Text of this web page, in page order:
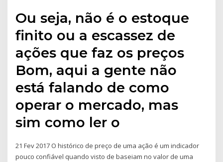
Ou seja, não é o estoque
finito ou a escassez de
ações que faz os preços
Bom, aqui a gente não
está falando de como
operar o mercado, mas
sim como ler o
21 Fev 2017 O histórico de preço de uma ação é um indicador
pouco confiável quando visto de baseiam no valor de uma